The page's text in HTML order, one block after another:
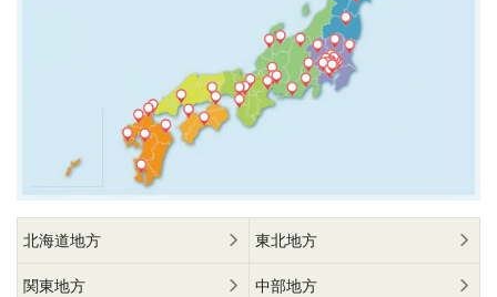
北海道地方 東北地方
関東地方 中部地方